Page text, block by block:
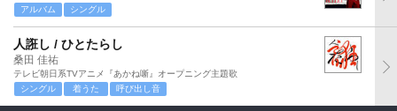
アルバム シングル
人誑し / ひとたらし
桑田 佳祐
テレビ朝日系TVアニメ『あかね噺』オープニング主題歌
シングル
着うた 呼び出し音